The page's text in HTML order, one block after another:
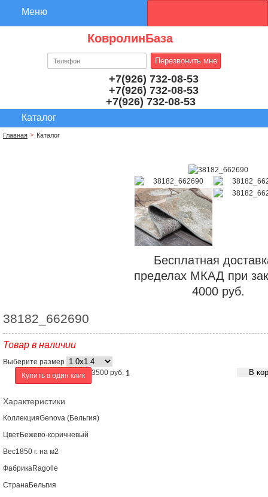
КовролинБаза
+7(926) 732-08-53
+7(926) 732-08-53
+7(926) 732-08-53
Главная Каталог
Бесплатная
пределах МКАД при
4000 руб.
38182_662690
Товар в наличии
Выберите размер
3500 руб. В
Купить в один клик
Характеристики
КоллекцияGenova (Бельгия)
ЦветБежево-коричневый
Вес1850 г. на м2
ФабрикаRagolle
СтранаБельгия